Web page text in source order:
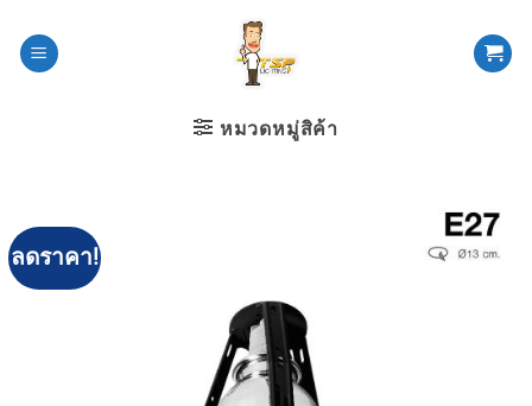
หมวดหมู่สิค้า
ลดราคา!